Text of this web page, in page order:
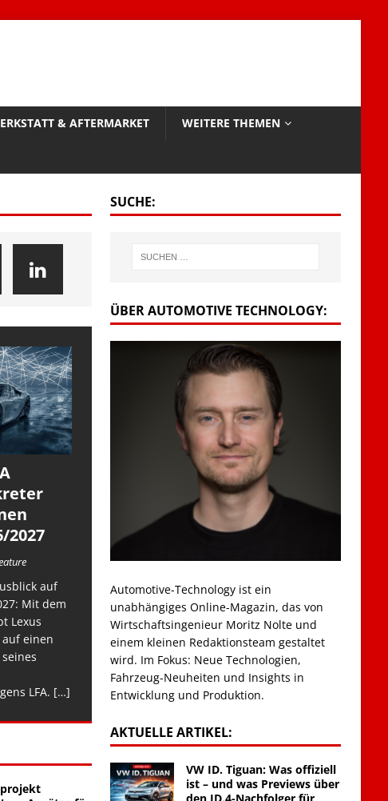
& AFTERMARKET WEITERE THEMEN
2027
auf
Mit dem
Lexus
einen
LFA. […]
SUCHE:
ÜBER AUTOMOTIVE TECHNOLOGY:
Automotive-Technology ist ein
unabhängiges Online-Magazin, das von
Wirtschaftsingenieur Moritz Nolte und
einem kleinen Redaktionsteam gestaltet
wird. Im Fokus: Neue Technologien,
Fahrzeug-Neuheiten und Insights in
Entwicklung und Produktion.
AKTUELLE ARTIKEL:
VW ID. Tiguan: Was offiziell
ist – und was Previews über